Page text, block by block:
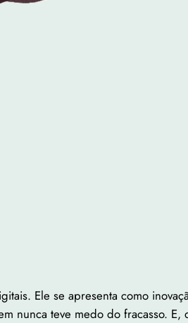
Ele se apresenta como
nunca teve medo do fracasso. E,